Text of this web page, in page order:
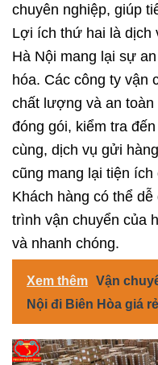
chuyên nghiệp, giúp
Lợi ích thứ hai là dịch
Hà Nội mang lại sự
hóa. Các công ty vận
chất lượng và an
đóng gói, kiểm tra
cùng, dịch vụ gửi
cũng mang lại tiện
Khách hàng có thể
trình vận chuyển của
và nhanh chóng.
Xem thêm Vận
Nội đi Biên Hòa giá rẻ